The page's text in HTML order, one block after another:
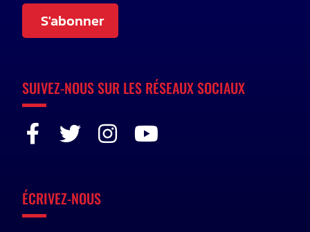
S'abonner
SUIVEZ-NOUS SUR LES RÉSEAUX SOCIAUX
ÉCRIVEZ-NOUS